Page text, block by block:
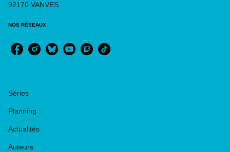
92170 VANVES
NOS RÉSEAUX
Séries
Planning
Actualités
Auteurs